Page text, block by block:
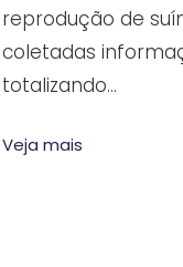
reprodução de
coletadas
totalizando…
Veja mais